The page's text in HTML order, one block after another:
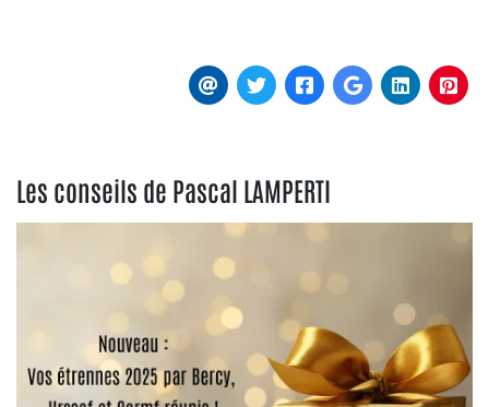
Les conseils de Pascal LAMPERTI